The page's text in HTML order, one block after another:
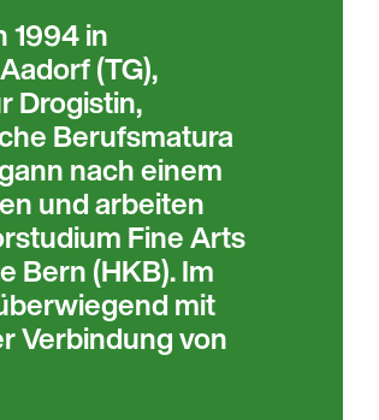
1994 in
(TG),
Drogistin,
Berufsmatura
nach einem
und arbeiten
Fine Arts
Bern (HKB). Im
mit
Verbindung von